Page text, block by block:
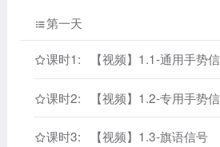
第一天
课时1: 【视频】1.1-通用手势
课时2: 【视频】1.2-专用手势
课时3: 【视频】1.3-旗语信号